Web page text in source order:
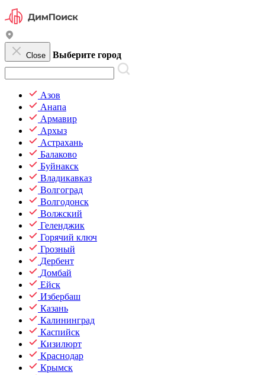
Close Выберите город
Азов
Анапа
Армавир
Архыз
Астрахань
Балаково
Буйнакск
Владикавказ
Волгоград
Волгодонск
Волжский
Геленджик
Горячий ключ
Грозный
Дербент
Домбай
Ейск
Избербаш
Казань
Калининград
Каспийск
Кизилюрт
Краснодар
Крымск